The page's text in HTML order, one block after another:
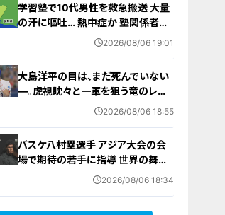
学習塾で10代男性を救急搬送 大量
の汗に嘔吐… 熱中症か 塾関係者が
消防に通報 名古屋 2026/08/06 19:01
大島洋平の目は、まだ死んでいない
―。虎視眈々と一軍を狙う竜のレジ
ェンドが明かした現状とドラゴンズ
2026/08/06 18:55
バスケ八村塁選手 アジア大会の会
場で期待の若手に指導 世界の舞台
で戦うために… 愛知国際アリーナ
2026/08/06 18:34